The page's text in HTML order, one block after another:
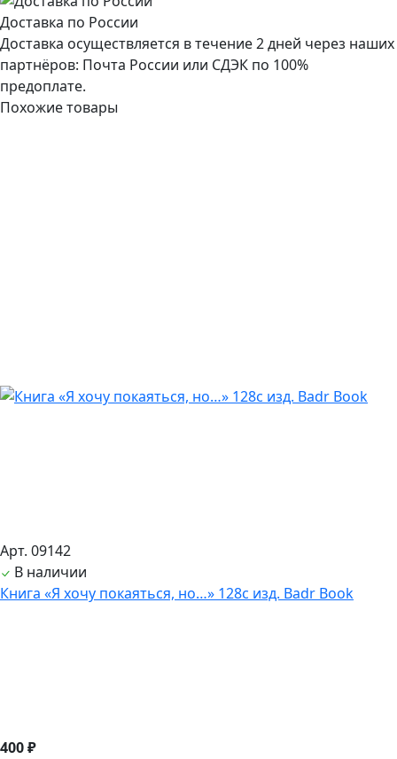
Доставка по России
Доставка осуществляется в течение 2 дней через наших
партнёров: Почта России или СДЭК по 100%
предоплате.
Похожие товары
Арт. 09142
В наличии
Книга «Я хочу покаяться, но…» 128с изд. Badr Book
400 ₽